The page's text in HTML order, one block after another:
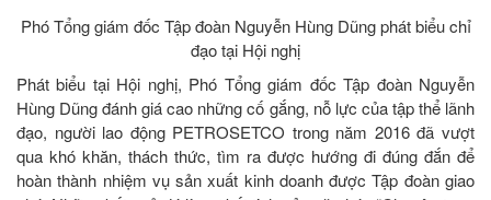
Phó Tổng giám đốc Tập đoàn Nguyễn Hùng Dũng phát biểu chỉ
đạo tại Hội nghị
Phát biểu tại Hội nghị, Phó Tổng giám đốc Tập đoàn Nguyễn
Hùng Dũng đánh giá cao những cố gắng, nỗ lực của tập thể lãnh
đạo, người lao động PETROSETCO trong năm 2016 đã vượt
qua khó khăn, thách thức, tìm ra được hướng đi đúng đắn để
hoàn thành nhiệm vụ sản xuất kinh doanh được Tập đoàn giao